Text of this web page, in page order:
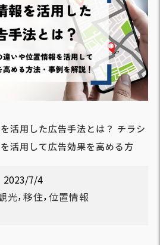
活用した広告手法とは？ チラシ
活用して広告効果を高める方
2023/7/4
光,移住,位置情報